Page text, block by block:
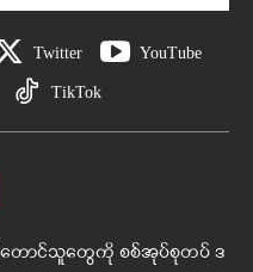
Twitter YouTube
TikTok
တောင်သူတွေကို စစ်အုပ်စုတပ် ဒ